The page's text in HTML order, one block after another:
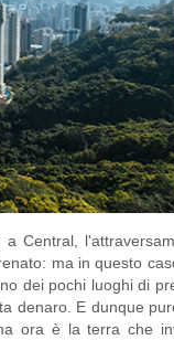
Central,
ma in questo
dei pochi luoghi di
denaro. E dunque
ora è la terra che